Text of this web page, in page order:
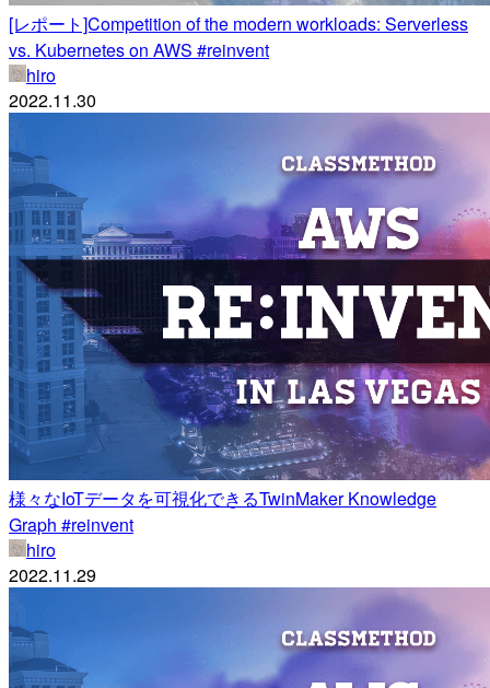
[レポート]Competition of the modern workloads: Serverless
vs. Kubernetes on AWS #reinvent
hiro
2022.11.30
様々なIoTデータを可視化できるTwinMaker Knowledge
Graph #reinvent
hiro
2022.11.29